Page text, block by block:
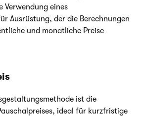
Verwendung eines
Ausrüstung, der die Berechnungen
und monatliche Preise
ist die
ideal für kurzfristige